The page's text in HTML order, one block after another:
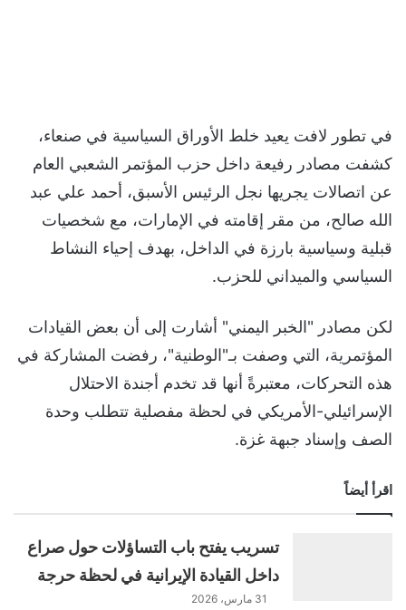
في تطور لافت يعيد خلط الأوراق السياسية في صنعاء،
كشفت مصادر رفيعة داخل حزب المؤتمر الشعبي العام
عن اتصالات يجريها نجل الرئيس الأسبق، أحمد علي عبد
الله صالح، من مقر إقامته في الإمارات، مع شخصيات
قبلية وسياسية بارزة في الداخل، بهدف إحياء النشاط
السياسي والميداني للحزب.
لكن مصادر "الخبر اليمني" أشارت إلى أن بعض القيادات
المؤتمرية، التي وصفت بـ"الوطنية"، رفضت المشاركة في
هذه التحركات، معتبرةً أنها قد تخدم أجندة الاحتلال
الإسرائيلي-الأمريكي في لحظة مفصلية تتطلب وحدة
الصف وإسناد جبهة غزة.
اقرأ أيضاً
تسريب يفتح باب التساؤلات حول صراع
داخل القيادة الإيرانية في لحظة حرجة
31 مارس، 2026